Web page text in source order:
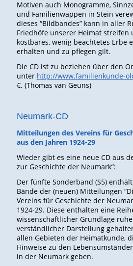
Motiven auch Monogramme,
und Familienwappen in Stein
dieses “Bildbandes” kann in aller
Friedhöfe unserer Heimat streifen
kostbares, wenig beachtetes Erbe
erhalten und zu pflegen gilt.
Die CD ist zu beziehen über den
unter http://www.familienkunde-
€. (Thomas van Geuns)
Neumark-CD
Mitteilungen des Vereins für
aus den Jahren 1924-29
Wieder gibt es eine neue CD aus
zur Geschichte der Neumark”:
Der fünfte Sonderband (S5)
Bände der (neuen) Mitteilungen
Vereins für Geschichte der
1924-29. Diese enthalten eine
wissenschaftlicher Grundlage
verständlicher Darstellung
allen Gebieten der Heimatkunde,
Hinweise zu den
in der Neumark geben.